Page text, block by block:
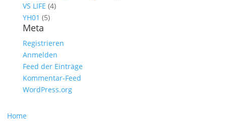
VS LIFE (4)
YH01 (5)
Meta
Registrieren
Anmelden
Feed der Einträge
Kommentar-Feed
WordPress.org
Home